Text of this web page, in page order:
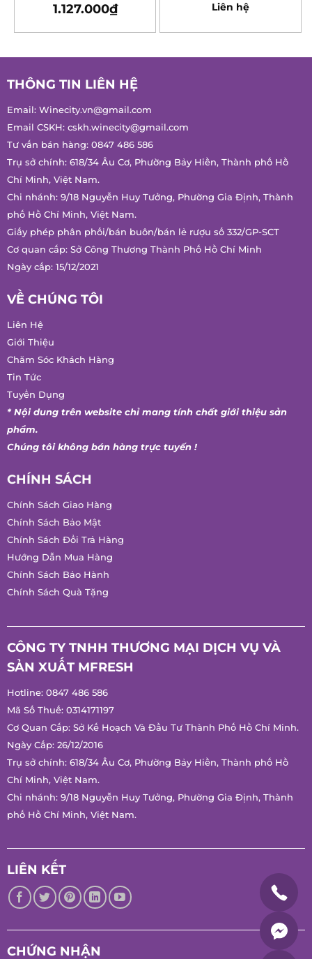
1.127.000₫
Liên hệ
THÔNG TIN LIÊN HỆ
Email: Winecity.vn@gmail.com
Email CSKH: cskh.winecity@gmail.com
Tư vấn bán hàng: 0847 486 586
Trụ sở chính: 618/34 Âu Cơ, Phường Bảy Hiền, Thành phố Hồ
Chí Minh, Việt Nam.
Chi nhánh: 9/18 Nguyễn Huy Tưởng, Phường Gia Định, Thành
phố Hồ Chí Minh, Việt Nam.
Giấy phép phân phối/bán buôn/bán lẻ rượu số 332/GP-SCT
Cơ quan cấp: Sở Công Thương Thành Phố Hồ Chí Minh
Ngày cấp: 15/12/2021
VỀ CHÚNG TÔI
Liên Hệ
Giới Thiệu
Chăm Sóc Khách Hàng
Tin Tức
Tuyển Dụng
* Nội dung trên website chỉ mang tính chất giới thiệu sản
phẩm.
Chúng tôi không bán hàng trực tuyến !
CHÍNH SÁCH
Chính Sách Giao Hàng
Chính Sách Bảo Mật
Chính Sách Đổi Trả Hàng
Hướng Dẫn Mua Hàng
Chính Sách Bảo Hành
Chính Sách Quà Tặng
CÔNG TY TNHH THƯƠNG MẠI DỊCH VỤ VÀ
SẢN XUẤT MFRESH
Hotline: 0847 486 586
Mã Số Thuế: 0314171197
Cơ Quan Cấp: Sở Kế Hoạch Và Đầu Tư Thành Phố Hồ Chí Minh.
Ngày Cấp: 26/12/2016
Trụ sở chính: 618/34 Âu Cơ, Phường Bảy Hiền, Thành phố Hồ
Chí Minh, Việt Nam.
Chi nhánh: 9/18 Nguyễn Huy Tưởng, Phường Gia Định, Thành
phố Hồ Chí Minh, Việt Nam.
LIÊN KẾT
CHỨNG NHẬN